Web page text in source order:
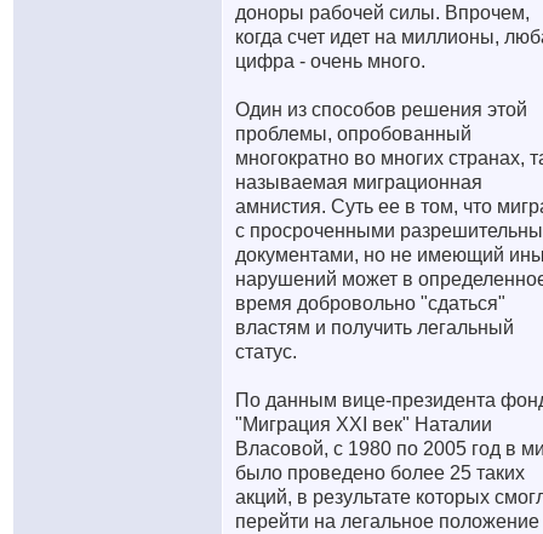
доноры рабочей силы. Впрочем,
когда счет идет на миллионы,
цифра - очень много.
Один из способов решения этой
проблемы, опробованный
многократно во многих странах,
называемая миграционная
амнистия. Суть ее в том, что
с просроченными
документами, но не имеющий
нарушений может в
время добровольно "сдаться"
властям и получить легальный
статус.
По данным вице-президента
"Миграция XXI век" Наталии
Власовой, с 1980 по 2005 год в
было проведено более 25 таких
акций, в результате которых
перейти на легальное положение